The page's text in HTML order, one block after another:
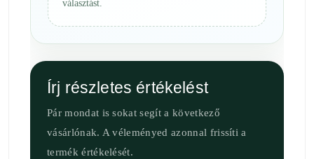
választást.
Írj részletes értékelést
Pár mondat is sokat segít a következő
vásárlónak. A véleményed azonnal frissíti a
termék értékelését.